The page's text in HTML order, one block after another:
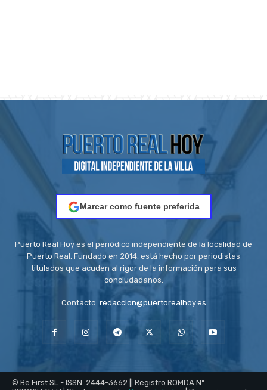
Marcar como fuente preferida
Puerto Real Hoy es el periódico independiente de la localidad de
Puerto Real. Fundado en 2014, está hecho por periodistas
titulados que acuden al rigor de la información para sus
conciudadanos.
Contacto: redaccion@puertorealhoy.es
© Be First SL - ISSN: 2444-3662 || Registro ROMDA Nº